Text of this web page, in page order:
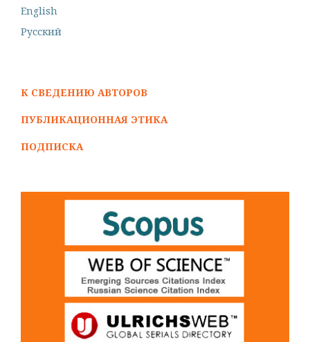
English
Русский
К СВЕДЕНИЮ АВТОРОВ
ПУБЛИКАЦИОННАЯ ЭТИКА
ПОДПИСКА